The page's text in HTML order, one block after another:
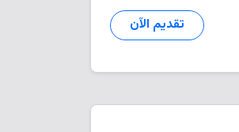
تقديم الآن